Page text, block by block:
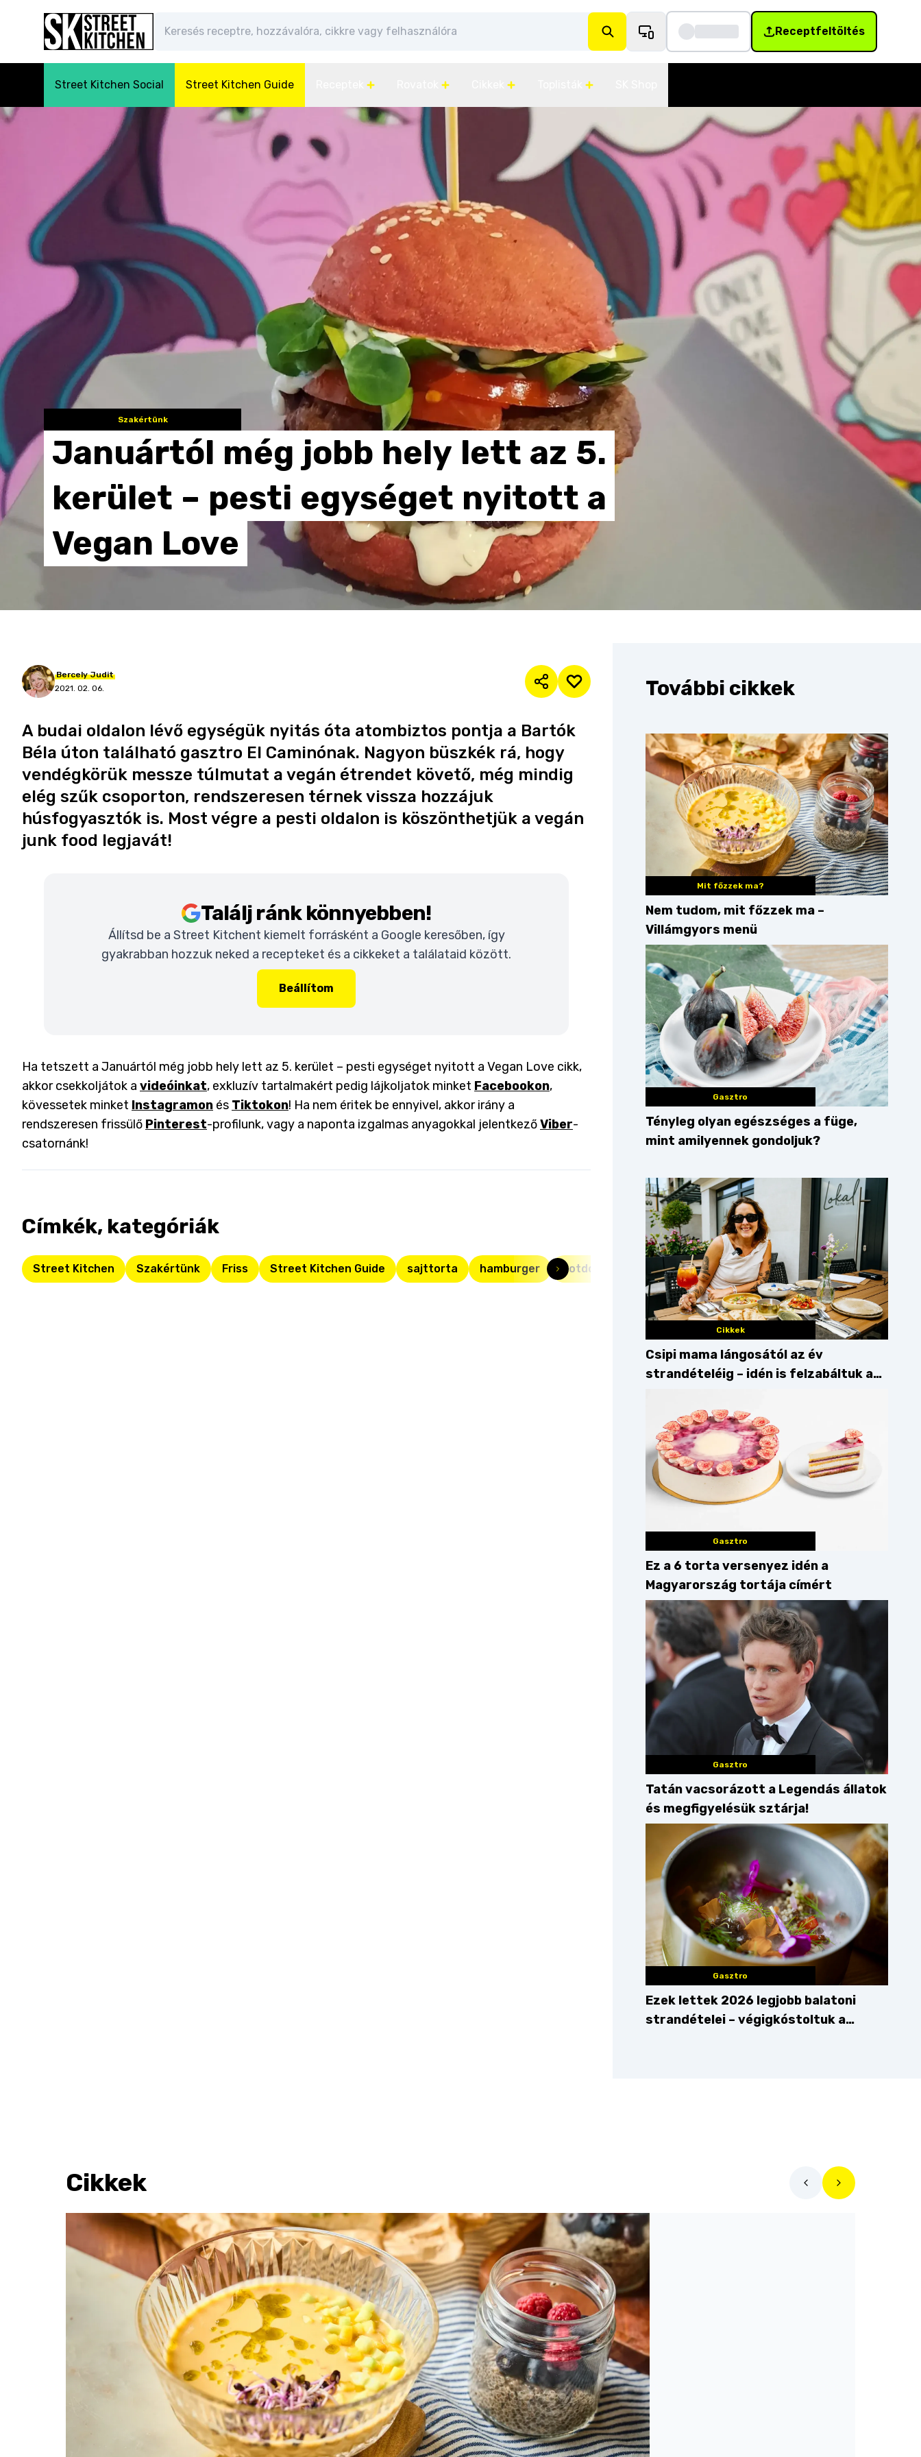
Receptfeltöltés
Street Kitchen Social Street Kitchen Guide
Szakértünk
Januártól még jobb hely lett az 5.
kerület – pesti egységet nyitott a
Vegan Love
Bercely Judit
2021. 02. 06.
A budai oldalon lévő egységük nyitás óta atombiztos pontja a Bartók
Béla úton található gasztro El Caminónak. Nagyon büszkék rá, hogy
vendégkörük messze túlmutat a vegán étrendet követő, még mindig
elég szűk csoporton, rendszeresen térnek vissza hozzájuk
húsfogyasztók is. Most végre a pesti oldalon is köszönthetjük a vegán
junk food legjavát!
Találj ránk könnyebben!
Állítsd be a Street Kitchent kiemelt forrásként a Google keresőben, így
gyakrabban hozzuk neked a recepteket és a cikkeket a találataid között.
Beállítom
Ha tetszett a Januártól még jobb hely lett az 5. kerület – pesti egységet nyitott a Vegan Love cikk,
akkor csekkoljátok a videóinkat, exkluzív tartalmakért pedig lájkoljatok minket Facebookon,
kövessetek minket Instagramon és Tiktokon! Ha nem éritek be ennyivel, akkor irány a
rendszeresen frissülő Pinterest-profilunk, vagy a naponta izgalmas anyagokkal jelentkezőViber-
csatornánk!
Címkék, kategóriák
Street Kitchen Szakértünk Friss Street Kitchen Guide sajttorta hamburger hotdog vegán növényi étrend
További cikkek
Mit főzzek ma?
Nem tudom, mit főzzek ma –
Villámgyors menü
Gasztro
Tényleg olyan egészséges a füge,
mint amilyennek gondoljuk?
Cikkek
Csipi mama lángosától az év
strandételéig – idén is felzabáltuk a
Gasztro
Ez a 6 torta versenyez idén a
Magyarország tortája címért
Gasztro
Tatán vacsorázott a Legendás állatok
és megfigyelésük sztárja!
Gasztro
Ezek lettek 2026 legjobb balatoni
strandételei – végigkóstoltuk a
Cikkek